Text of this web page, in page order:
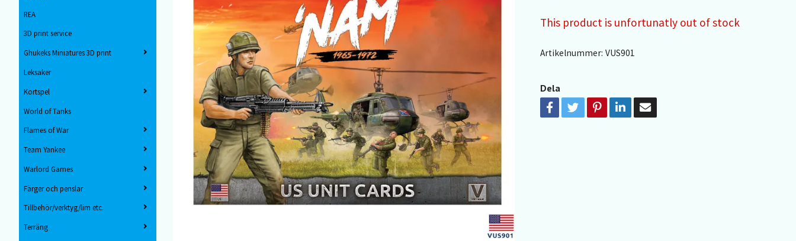
REA
3D print service
Ghukeks Miniatures 3D print
Leksaker
Kortspel
World of Tanks
Flames of War
Team Yankee
Warlord Games
Färger och penslar
Tillbehör/verktyg/lim etc.
Terräng
This product is unfortunatly out of stock
Artikelnummer: VUS901
Dela